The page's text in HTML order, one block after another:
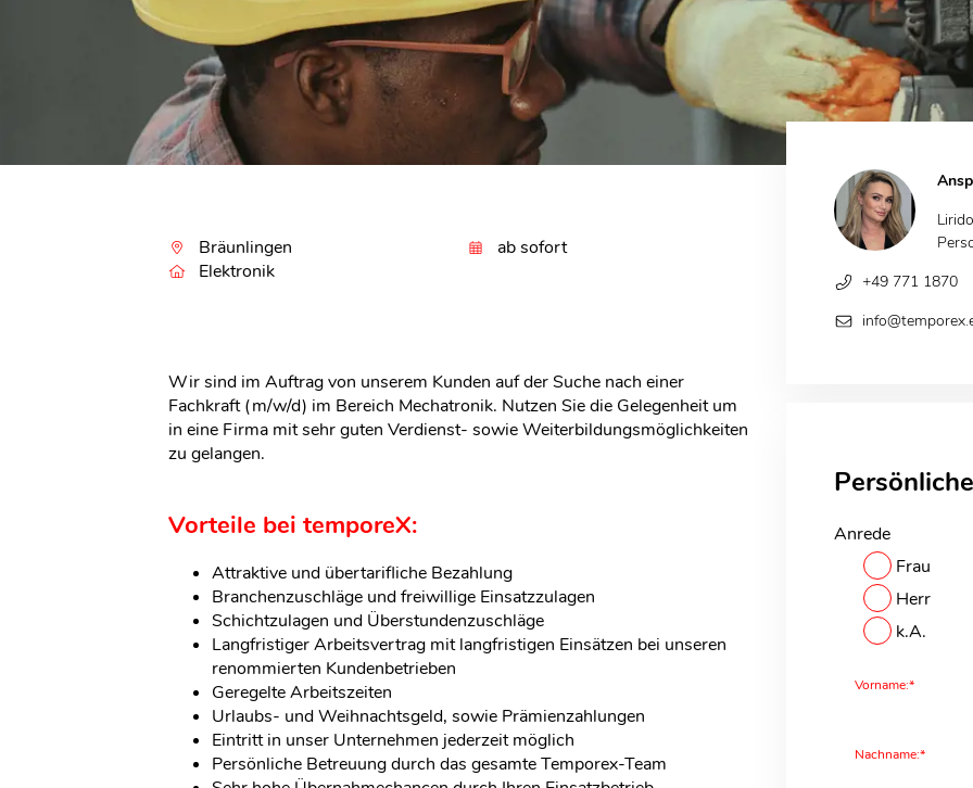
+49 771 1870
Anrede
Frau
Herr
k.A.
Vorname:*
Nachname:*
Bräunlingen
Elektronik
ab sofort
Wir sind im Auftrag von unserem Kunden auf der Suche nach einer
Fachkraft (m/w/d) im Bereich Mechatronik. Nutzen Sie die Gelegenheit um
in eine Firma mit sehr guten Verdienst- sowie Weiterbildungsmöglichkeiten
zu gelangen.
Vorteile bei temporeX:
Attraktive und übertarifliche Bezahlung
Branchenzuschläge und freiwillige Einsatzzulagen
Schichtzulagen und Überstundenzuschläge
Langfristiger Arbeitsvertrag mit langfristigen Einsätzen bei unseren
renommierten Kundenbetrieben
Geregelte Arbeitszeiten
Urlaubs- und Weihnachtsgeld, sowie Prämienzahlungen
Eintritt in unser Unternehmen jederzeit möglich
Persönliche Betreuung durch das gesamte Temporex-Team